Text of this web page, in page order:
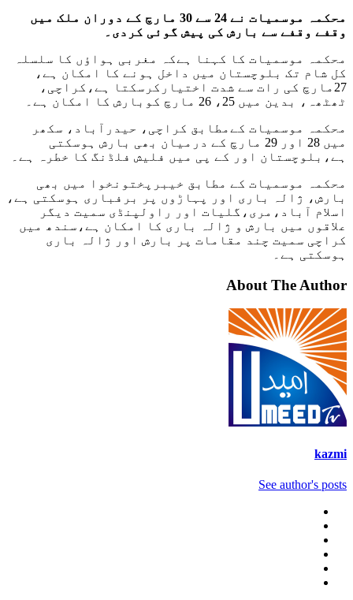
محکمہ موسمیات نے 24 سے 30 مارچ کے دوران ملک میں
وقفے وقفے سے بارش کی پیش گوئی کردی۔
محکمہ موسمیات کا کہنا ہےکہ مغربی ہواؤں کا سلسلہ
کل شام تک بلوچستان میں داخل ہونے کا امکان ہے،
27مارچ کی رات سے شدت اختیارکرسکتا ہے،کراچی،
ٹھٹھہ، بدین میں 25، 26 مارچ کوبارش کا امکان ہے۔
محکمہ موسمیات کےمطابق کراچی، حیدرآباد، سکھر
میں 28 اور 29 مارچ کے درمیان بھی بارش ہوسکتی
ہے،بلوچستان اور کے پی میں فلیش فلڈنگ کا خطرہ ہے۔
محکمہ موسمیات کے مطابق خیبرپختونخوا میں بھی
بارش، ژالہ باری اور پہاڑوں پر برفباری ہوسکتی ہے،
اسلام آباد،مری،گلیات اور راولپنڈی سمیت دیگر
علاقوں میں بارش و ژالہ باری کا امکان ہے،سندھ میں
کراچی سمیت چند مقامات پر بارش اور ژالہ باری
ہوسکتی ہے۔
About The Author
kazmi
See author's posts